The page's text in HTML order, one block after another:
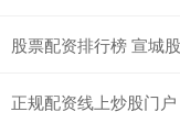
股票配资排行榜 宣城
正规配资线上炒股门